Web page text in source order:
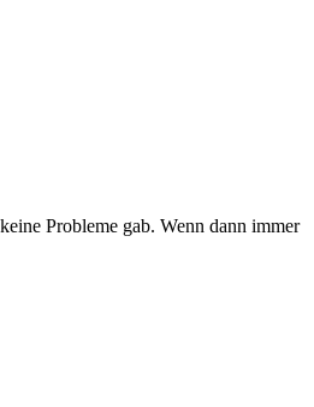
Probleme gab. Wenn dann immer